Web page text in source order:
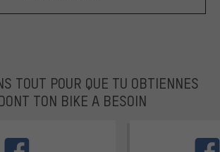
TOUT POUR QUE TU OBTIENNES
TON BIKE A BESOIN